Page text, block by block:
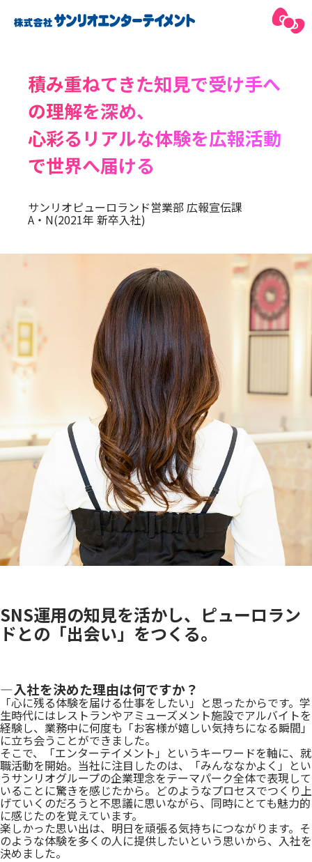
積み重ねてきた知見で受け手へ
の理解を深め、
心彩るリアルな体験を広報活動
で世界へ届ける
サンリオピューロランド営業部 広報宣伝課
A・N(2021年 新卒入社)
SNS運用の知見を活かし、ピューロラン
ドとの「出会い」をつくる。
―入社を決めた理由は何ですか？
「心に残る体験を届ける仕事をしたい」と思ったからです。学
生時代にはレストランやアミューズメント施設でアルバイトを
経験し、業務中に何度も「お客様が嬉しい気持ちになる瞬間」
に立ち会うことができました。
そこで、「エンターテイメント」というキーワードを軸に、就
職活動を開始。当社に注目したのは、「みんななかよく」とい
うサンリオグループの企業理念をテーマパーク全体で表現して
いることに驚きを感じたから。どのようなプロセスでつくり上
げていくのだろうと不思議に思いながら、同時にとても魅力的
に感じたのを覚えています。
楽しかった思い出は、明日を頑張る気持ちにつながります。そ
のような体験を多くの人に提供したいという思いから、入社を
決めました。